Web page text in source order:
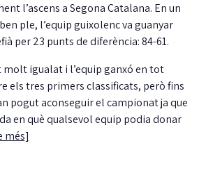
l’ascens a Segona Catalana. En un
ple, l’equip guixolenc va guanyar
per 23 punts de diferència: 84-61.
igualat i l’equip ganxó en tot
els tres primers classificats, però fins
pogut aconseguir el campionat ja que
en què qualsevol equip podia donar
més]